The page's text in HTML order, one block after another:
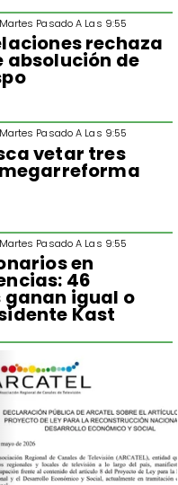
Pasado A Las 9:55
rechaza
absolución de
Pasado A Las 9:55
vetar tres
Pasado A Las 9:55
en
46
igual o
Kast